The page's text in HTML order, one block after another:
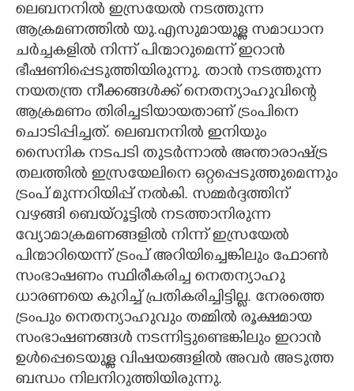
ലെബനനിൽ ഇസ്രയേൽ നടത്തുന്ന
ആക്രമണത്തിൽ യു.എസുമായുള്ള സമാധാന
ചർച്ചകളിൽ നിന്ന് പിന്മാറുമെന്ന് ഇറാൻ
ഭീഷണിപ്പെടുത്തിയിരുന്നു. താൻ നടത്തുന്ന
നയതന്ത്ര നീക്കങ്ങൾക്ക് നെതന്യാഹുവിന്റെ
ആക്രമണം തിരിച്ചടിയായതാണ് ട്രംപിനെ
ചൊടിപ്പിച്ചത്. ലെബനനിൽ ഇനിയും
സൈനിക നടപടി തുടർന്നാൽ അന്താരാഷ്ട്ര
തലത്തിൽ ഇസ്രയേലിനെ ഒറ്റപ്പെടുത്തുമെന്നും
ട്രംപ് മുന്നറിയിപ്പ് നൽകി. സമ്മർദ്ദത്തിന്
വഴങ്ങി ബെയ്റൂട്ടിൽ നടത്താനിരുന്ന
വ്യോമാക്രമണങ്ങളിൽ നിന്ന് ഇസ്രയേൽ
പിന്മാറിയെന്ന് ട്രംപ് അറിയിച്ചെങ്കിലും ഫോൺ
സംഭാഷണം സ്ഥിരീകരിച്ച നെതന്യാഹു
ധാരണയെ കുറിച്ച് പ്രതികരിച്ചിട്ടില്ല. നേരത്തെ
ട്രംപും നെതന്യാഹുവും തമ്മിൽ രൂക്ഷമായ
സംഭാഷണങ്ങൾ നടന്നിട്ടുണ്ടെങ്കിലും ഇറാൻ
ഉൾപ്പെടെയുള്ള വിഷയങ്ങളിൽ അവർ അടുത്ത
ബന്ധം നിലനിറുത്തിയിരുന്നു.